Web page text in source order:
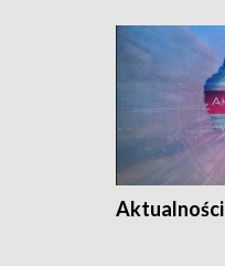
Aktualności